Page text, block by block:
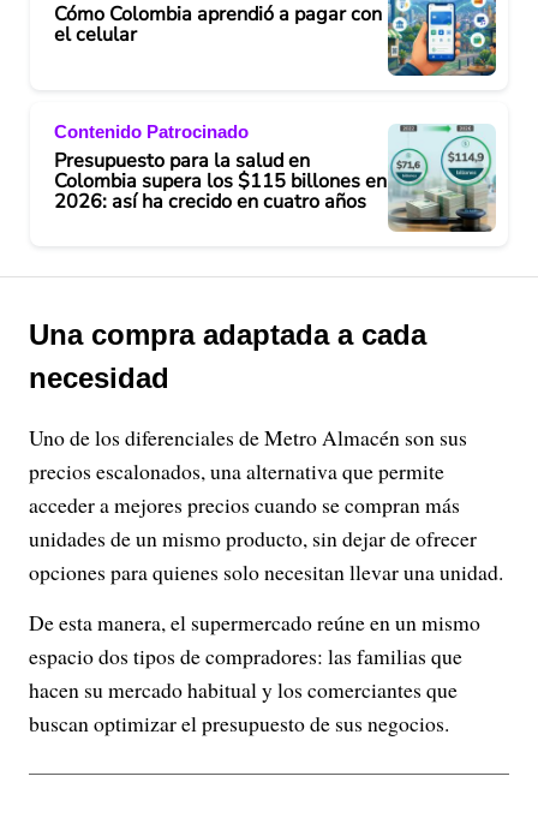
Cómo Colombia aprendió a pagar con
el celular
Contenido Patrocinado
Presupuesto para la salud en
Colombia supera los $115 billones en
2026: así ha crecido en cuatro años
Una compra adaptada a cada
necesidad
Uno de los diferenciales de Metro Almacén son sus
precios escalonados, una alternativa que permite
acceder a mejores precios cuando se compran más
unidades de un mismo producto, sin dejar de ofrecer
opciones para quienes solo necesitan llevar una unidad.
De esta manera, el supermercado reúne en un mismo
espacio dos tipos de compradores: las familias que
hacen su mercado habitual y los comerciantes que
buscan optimizar el presupuesto de sus negocios.